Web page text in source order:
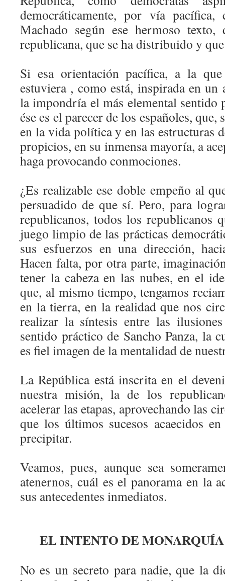
democráticamente, por vía
Machado según ese hermoso
republicana, que se ha distribuido y
Si esa orientación pacífica, a la
estuviera , como está, inspirada en un
la impondría el más elemental sentido
ése es el parecer de los españoles,
en la vida política y en las estructuras
propicios, en su inmensa mayoría, a
haga provocando conmociones.
¿Es realizable ese doble empeño al
persuadido de que sí. Pero, para
republicanos, todos los republicanos
juego limpio de las prácticas
sus esfuerzos en una dirección,
Hacen falta, por otra parte,
tener la cabeza en las nubes, en el
que, al mismo tiempo, tengamos
en la tierra, en la realidad que nos
realizar la síntesis entre las
sentido práctico de Sancho Panza, la
es fiel imagen de la mentalidad de
La República está inscrita en el
nuestra misión, la de los
acelerar las etapas, aprovechando las
que los últimos sucesos acaecidos
precipitar.
Veamos, pues, aunque sea
atenernos, cuál es el panorama en la
sus antecedentes inmediatos.
EL INTENTO DE
No es un secreto para nadie, que la